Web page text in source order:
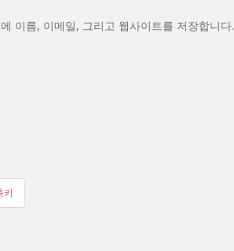
이름, 이메일, 그리고 웹사이트를 저장합니다.